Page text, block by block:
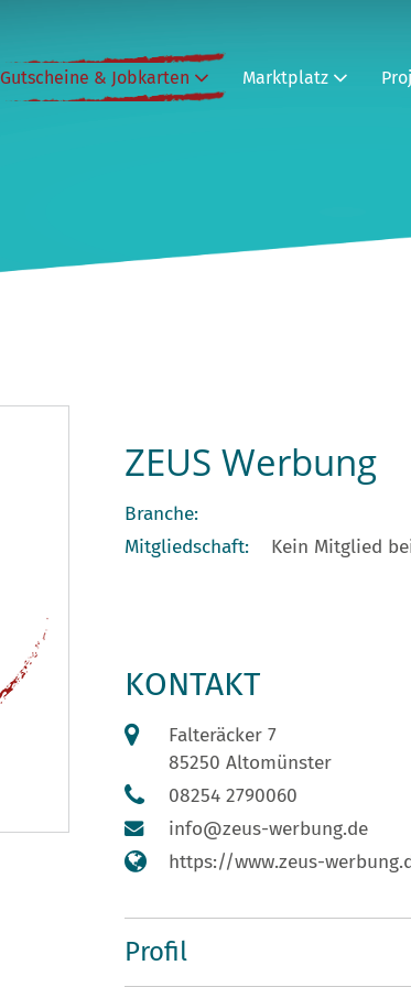
Gutscheine & Jobkarten Marktplatz
ZEUS Werbung
Branche:
Mitgliedschaft:
Kein Mitglied
KONTAKT
Falteräcker 7
85250 Altomünster
08254 2790060
info@zeus-werbung.de
https://www.zeus-
Profil